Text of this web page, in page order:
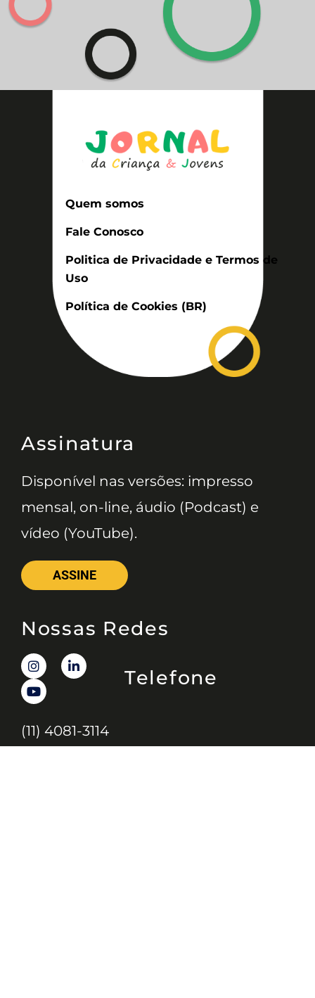
Quem somos
Fale Conosco
Politica de Privacidade e Termos de
Uso
Política de Cookies (BR)
Assinatura
Disponível nas versões: impresso
mensal, on-line, áudio (Podcast) e
vídeo (YouTube).
ASSINE
Nossas Redes
Telefone
(11) 4081-3114